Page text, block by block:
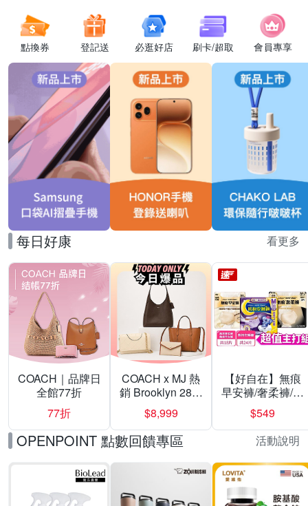
點換券 登記送 必逛好店 刷卡/超取 會員專享
每日好康 看更多
COACH｜品牌日
全館77折
77折
COACH x MJ 熱
銷 Brooklyn 28／
兩用／斜背包均
一價-多款可選
$8,999
【好自在】無痕
早安褲/奢柔褲/熊
抱安睡褲 超值組
任選一組 -生理
褲/衛生棉褲(無痕
褲18片、安睡褲
24片)
$549
OPENPOINT 點數回饋專區 活動說明